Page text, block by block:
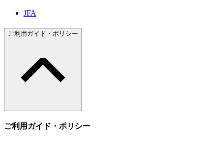
JFA
ご利用ガイド・ポリシー
ご利用ガイド・ポリシー